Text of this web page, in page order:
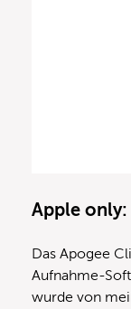
Apple
Das Apogee
Aufnahme-
wurde von